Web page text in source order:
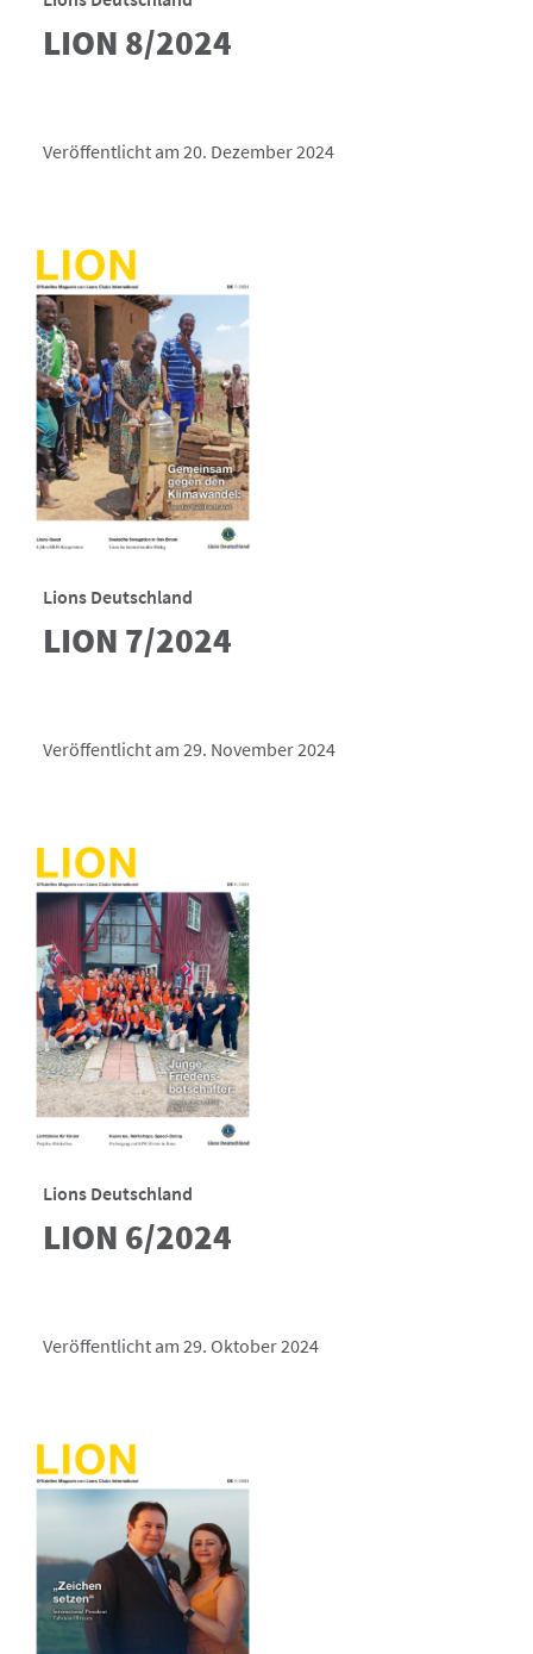
LION 8/2024
Veröffentlicht am 20. Dezember 2024
Lions Deutschland
LION 7/2024
Veröffentlicht am 29. November 2024
Lions Deutschland
LION 6/2024
Veröffentlicht am 29. Oktober 2024